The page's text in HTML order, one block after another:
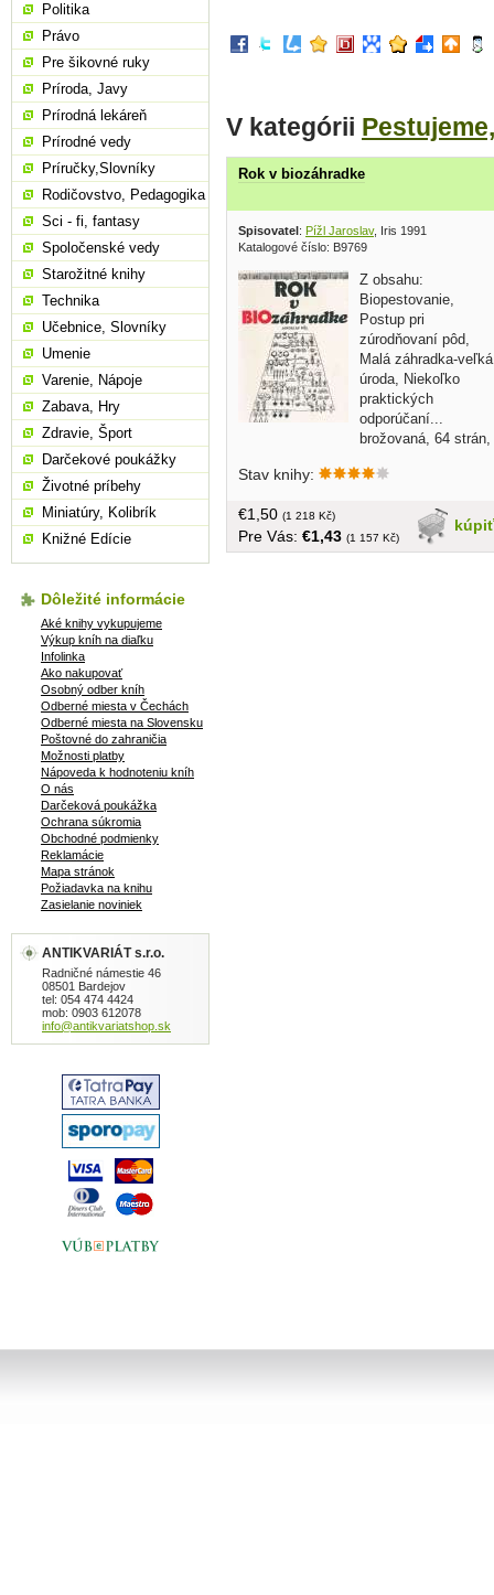
V kategórii
Rok v biozáhradke
Spisovatel: Pížl Jaroslav, Iris 1991
Katalogové číslo: B9769
Z obsahu:
Biopestovanie,
Postup pri
zúrodňovaní pôd,
Malá záhradka-veľká
úroda, Niekoľko
praktických
odporúčaní...
brožovaná, 64 strán,
Stav knihy:
kúpiť
€1,50 (1 218 Kč)
Pre Vás: €1,43 (1 157 Kč)
Politika
Právo
Pre šikovné ruky
Príroda, Javy
Prírodná lekáreň
Prírodné vedy
Príručky,Slovníky
Rodičovstvo, Pedagogika
Sci - fi, fantasy
Spoločenské vedy
Starožitné knihy
Technika
Učebnice, Slovníky
Umenie
Varenie, Nápoje
Zabava, Hry
Zdravie, Šport
Darčekové poukážky
Životné príbehy
Miniatúry, Kolibrík
Knižné Edície
Dôležité informácie
Aké knihy vykupujeme
Výkup kníh na diaľku
Infolinka
Ako nakupovať
Osobný odber kníh
Odberné miesta v Čechách
Odberné miesta na Slovensku
Poštovné do zahraničia
Možnosti platby
Nápoveda k hodnoteniu kníh
O nás
Darčeková poukážka
Ochrana súkromia
Obchodné podmienky
Reklamácie
Mapa stránok
Požiadavka na knihu
Zasielanie noviniek
ANTIKVARIÁT s.r.o.
Radničné námestie 46
08501 Bardejov
tel: 054 474 4424
mob: 0903 612078
info@antikvariatshop.sk